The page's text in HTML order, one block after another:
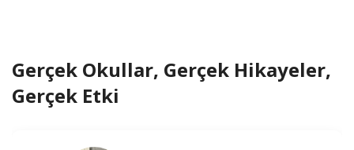
Gerçek Okullar, Gerçek Hikayeler,
Gerçek Etki